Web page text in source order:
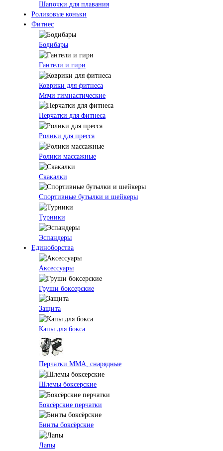
Шапочки для плавания
Роликовые коньки
Фитнес
Бодибары
Гантели и гири
Коврики для фитнеса
Мячи гимнастические
Перчатки для фитнеса
Ролики для пресса
Ролики массажные
Скакалки
Спортивные бутылки и шейкеры
Турники
Эспандеры
Единоборства
Аксессуары
Груши боксерские
Защита
Капы для бокса
Перчатки ММА, снарядные
Шлемы боксерские
Боксёрские перчатки
Бинты боксёрские
Лапы